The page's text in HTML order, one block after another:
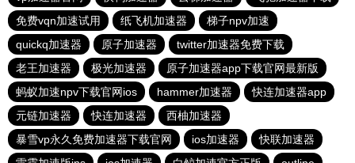
免费vqn加速试用
纸飞机加速器
梯子npv加速
quickq加速器
原子加速器
twitter加速器免费下载
老王加速器
极光加速器
原子加速器app下载官网最新版
蚂蚁加速npv下载官网ios
hammer加速器
快连加速器app
元链加速器
快连加速器
西柚加速器
暴雪vp永久免费加速器下载官网
ios加速器
快联加速器